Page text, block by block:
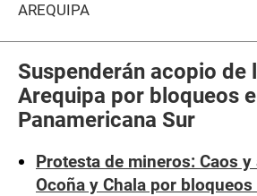
AREQUIPA
Suspenderán acopio de
Arequipa por bloqueos
Panamericana Sur
Protesta de mineros: Caos
Ocoña y Chala por bloqueos